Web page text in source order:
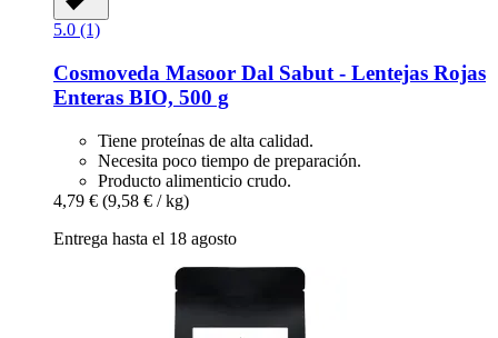
5.0 (1)
Cosmoveda Masoor Dal Sabut -​ Lentejas Rojas
Enteras BIO, 500 g
Tiene proteínas de alta calidad.
Necesita poco tiempo de preparación.
Producto alimenticio crudo.
4,79 € (9,58 € / kg)
Entrega hasta el 18 agosto